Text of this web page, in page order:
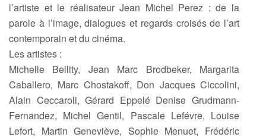
l’artiste et le réalisateur Jean Michel Perez : de la
parole à l’image, dialogues et regards croisés de l’art
contemporain et du cinéma.
Les artistes :
Michelle Bellity, Jean Marc Brodbeker, Margarita
Caballero, Marc Chostakoff, Don Jacques Ciccolini,
Alain Ceccaroli, Gérard Eppelé Denise Grudmann-
Fernandez, Michel Gentil, Pascale Lefévre, Louise
Lefort, Martin Geneviève, Sophie Menuet, Frédéric